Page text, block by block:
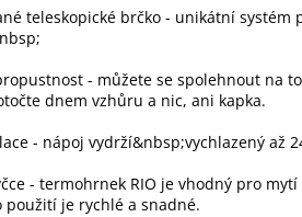
teleskopické brčko - unikátní systém
- můžete se spolehnout na
dnem vzhůru a nic, ani kapka.
- nápoj vydrží&nbsp;vychlazený až
- termohrnek RIO je vhodný pro
použití je rychlé a snadné.